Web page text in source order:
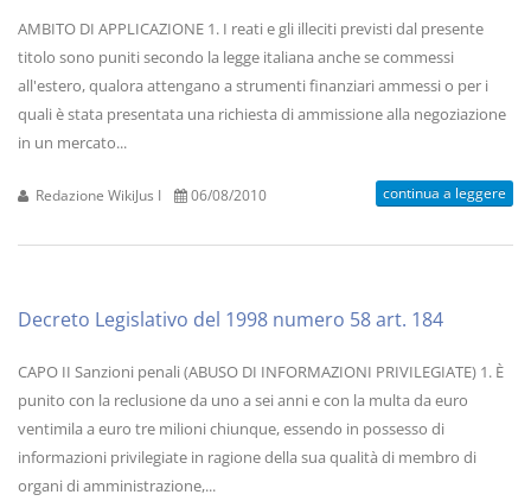
AMBITO DI APPLICAZIONE 1. I reati e gli illeciti previsti dal presente
titolo sono puniti secondo la legge italiana anche se commessi
all'estero, qualora attengano a strumenti finanziari ammessi o per i
quali è stata presentata una richiesta di ammissione alla negoziazione
in un mercato...
Redazione WikiJus I 06/08/2010 continua a leggere
Decreto Legislativo del 1998 numero 58 art. 184
CAPO II Sanzioni penali (ABUSO DI INFORMAZIONI PRIVILEGIATE) 1. È
punito con la reclusione da uno a sei anni e con la multa da euro
ventimila a euro tre milioni chiunque, essendo in possesso di
informazioni privilegiate in ragione della sua qualità di membro di
organi di amministrazione,...